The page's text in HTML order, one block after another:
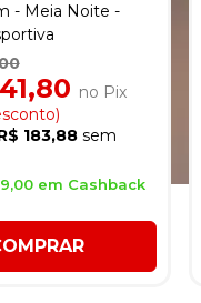
- Meia Noite -
no Pix
183,88 sem
em Cashback